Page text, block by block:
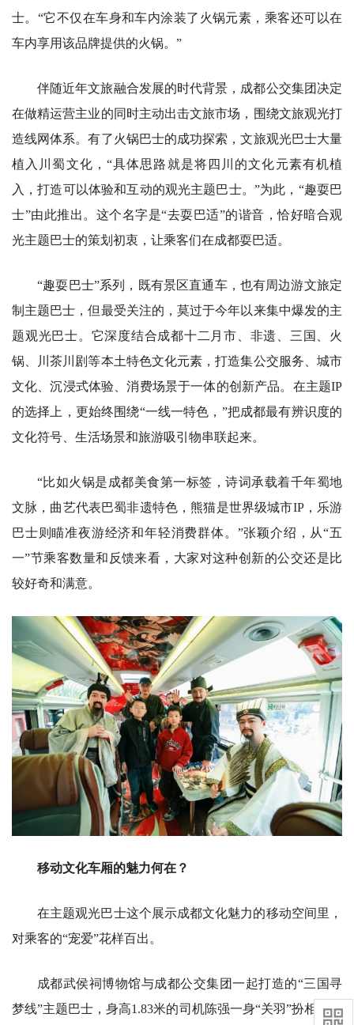
士。“它不仅在车身和车内涂装了火锅元素，乘客还可以在
车内享用该品牌提供的火锅。”
伴随近年文旅融合发展的时代背景，成都公交集团决定
在做精运营主业的同时主动出击文旅市场，围绕文旅观光打
造线网体系。有了火锅巴士的成功探索，文旅观光巴士大量
植入川蜀文化，“具体思路就是将四川的文化元素有机植
入，打造可以体验和互动的观光主题巴士。”为此，“趣耍巴
士”由此推出。这个名字是“去耍巴适”的谐音，恰好暗合观
光主题巴士的策划初衷，让乘客们在成都耍巴适。
“趣耍巴士”系列，既有景区直通车，也有周边游文旅定
制主题巴士，但最受关注的，莫过于今年以来集中爆发的主
题观光巴士。它深度结合成都十二月市、非遗、三国、火
锅、川茶川剧等本土特色文化元素，打造集公交服务、城市
文化、沉浸式体验、消费场景于一体的创新产品。在主题IP
的选择上，更始终围绕“一线一特色，”把成都最有辨识度的
文化符号、生活场景和旅游吸引物串联起来。
“比如火锅是成都美食第一标签，诗词承载着千年蜀地
文脉，曲艺代表巴蜀非遗特色，熊猫是世界级城市IP，乐游
巴士则瞄准夜游经济和年轻消费群体。”张颖介绍，从“五
一”节乘客数量和反馈来看，大家对这种创新的公交还是比
较好奇和满意。
移动文化车厢的魅力何在？
在主题观光巴士这个展示成都文化魅力的移动空间里，
对乘客的“宠爱”花样百出。
成都武侯祠博物馆与成都公交集团一起打造的“三国寻
梦线”主题巴士，身高1.83米的司机陈强一身“关羽”扮相站在